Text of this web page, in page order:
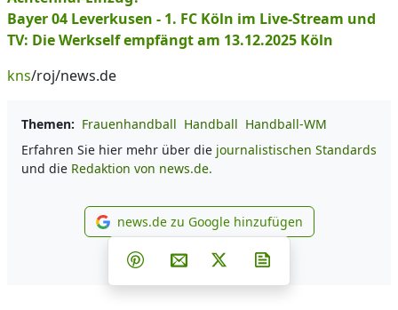
Bayer 04 Leverkusen - 1. FC Köln im Live-Stream und
TV: Die Werkself empfängt am 13.12.2025 Köln
kns/roj/news.de
Themen: Frauenhandball Handball Handball-WM
Erfahren Sie hier mehr über die journalistischen Standards
und die Redaktion von news.de.
news.de zu Google
news.de zu Google hinzufügen
Teilen auf Facebook
Teilen auf Whatsapp
Teilen auf Telegram
Teilen auf Pinterest
Per E-Mail teilen
Post auf X